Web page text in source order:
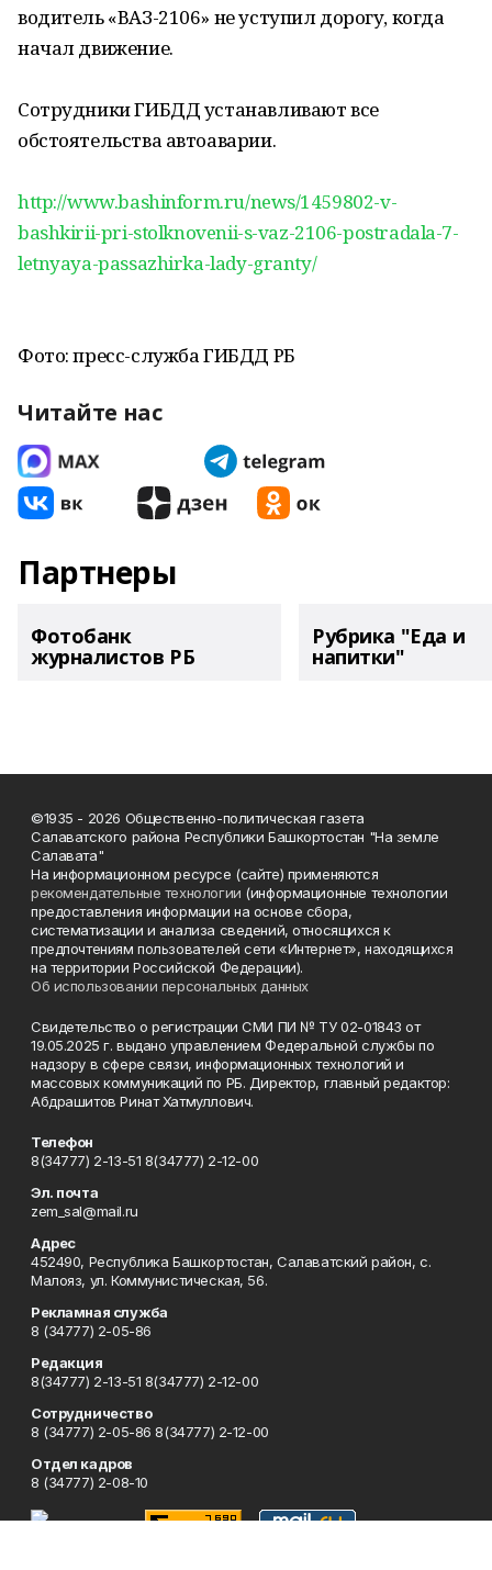
водитель «ВАЗ-2106» не уступил дорогу, когда
начал движение.
Сотрудники ГИБДД устанавливают все
обстоятельства автоаварии.
http://www.bashinform.ru/news/1459802-v-
bashkirii-pri-stolknovenii-s-vaz-2106-postradala-7-
letnyaya-passazhirka-lady-granty/
Фото: пресс-служба ГИБДД РБ
Читайте нас
Партнеры
Фотобанк
журналистов РБ
Рубрика "Еда и
напитки"
©1935 - 2026 Общественно-политическая газета
Салаватского района Республики Башкортостан "На земле
Салавата"
На информационном ресурсе (сайте) применяются
рекомендательные технологии (информационные технологии
предоставления информации на основе сбора,
систематизации и анализа сведений, относящихся к
предпочтениям пользователей сети «Интернет», находящихся
на территории Российской Федерации).
Об использовании персональных данных
Свидетельство о регистрации СМИ ПИ № ТУ 02-01843 от
19.05.2025 г. выдано управлением Федеральной службы по
надзору в сфере связи, информационных технологий и
массовых коммуникаций по РБ. Директор, главный редактор:
Абдрашитов Ринат Хатмуллович.
Телефон
8(34777) 2-13-51 8(34777) 2-12-00
Эл. почта
zem_sal@mail.ru
Адрес
452490, Республика Башкортостан, Салаватский район, с.
Малояз, ул. Коммунистическая, 56.
Рекламная служба
8 (34777) 2-05-86
Редакция
8(34777) 2-13-51 8(34777) 2-12-00
Сотрудничество
8 (34777) 2-05-86 8(34777) 2-12-00
Отдел кадров
8 (34777) 2-08-10